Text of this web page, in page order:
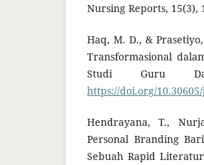
Nursing Reports, 15(3),
Haq, M. D., &
Transformasional
Studi Guru
https://doi.org/
Hendrayana, T.,
Personal Branding
Sebuah Rapid